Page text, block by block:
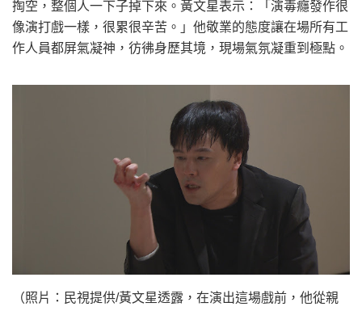
掏空，整個人一下子掉下來。黃文星表示：「演毒癮發作很
像演打戲一樣，很累很辛苦。」他敬業的態度讓在場所有工
作人員都屏氣凝神，彷彿身歷其境，現場氣氛凝重到極點。
（照片：民視提供/黃文星透露，在演出這場戲前，他從親